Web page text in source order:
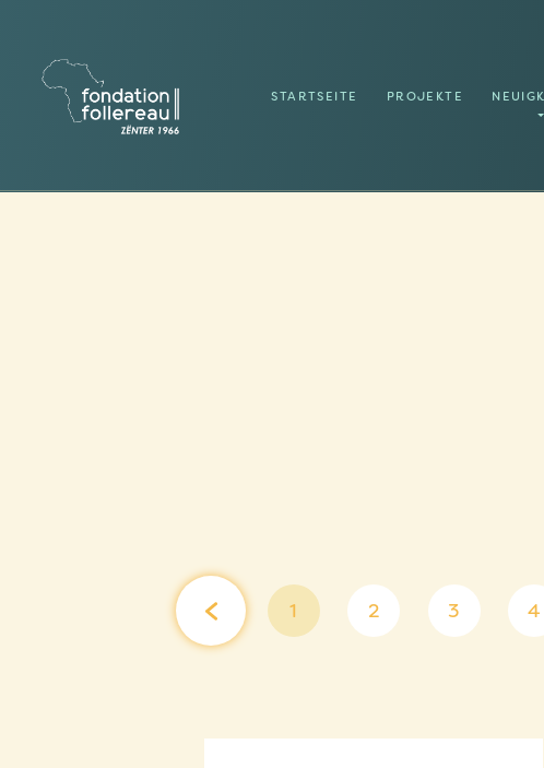
STARTSEITE PROJEKTE
1 2 3 4